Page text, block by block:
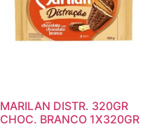
MARILAN DISTR. 320GR
CHOC. BRANCO 1X320GR